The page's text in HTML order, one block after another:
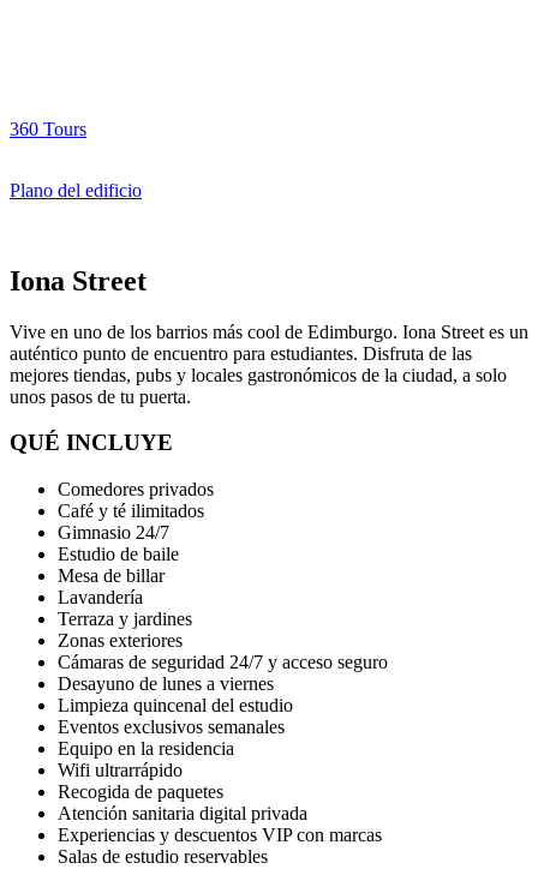
360 Tours
Plano del edificio
Iona Street
Vive en uno de los barrios más cool de Edimburgo. Iona Street es un
auténtico punto de encuentro para estudiantes. Disfruta de las
mejores tiendas, pubs y locales gastronómicos de la ciudad, a solo
unos pasos de tu puerta.
QUÉ INCLUYE
Comedores privados
Café y té ilimitados
Gimnasio 24/7
Estudio de baile
Mesa de billar
Lavandería
Terraza y jardines
Zonas exteriores
Cámaras de seguridad 24/7 y acceso seguro
Desayuno de lunes a viernes
Limpieza quincenal del estudio
Eventos exclusivos semanales
Equipo en la residencia
Wifi ultrarrápido
Recogida de paquetes
Atención sanitaria digital privada
Experiencias y descuentos VIP con marcas
Salas de estudio reservables